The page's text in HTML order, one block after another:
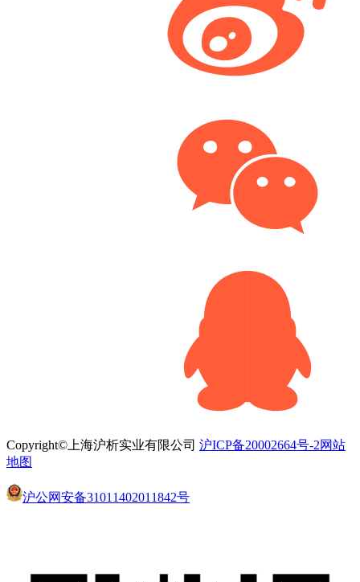
Copyright©上海沪析实业有限公司 沪ICP备20002664号-2网站
地图
沪公网安备31011402011842号